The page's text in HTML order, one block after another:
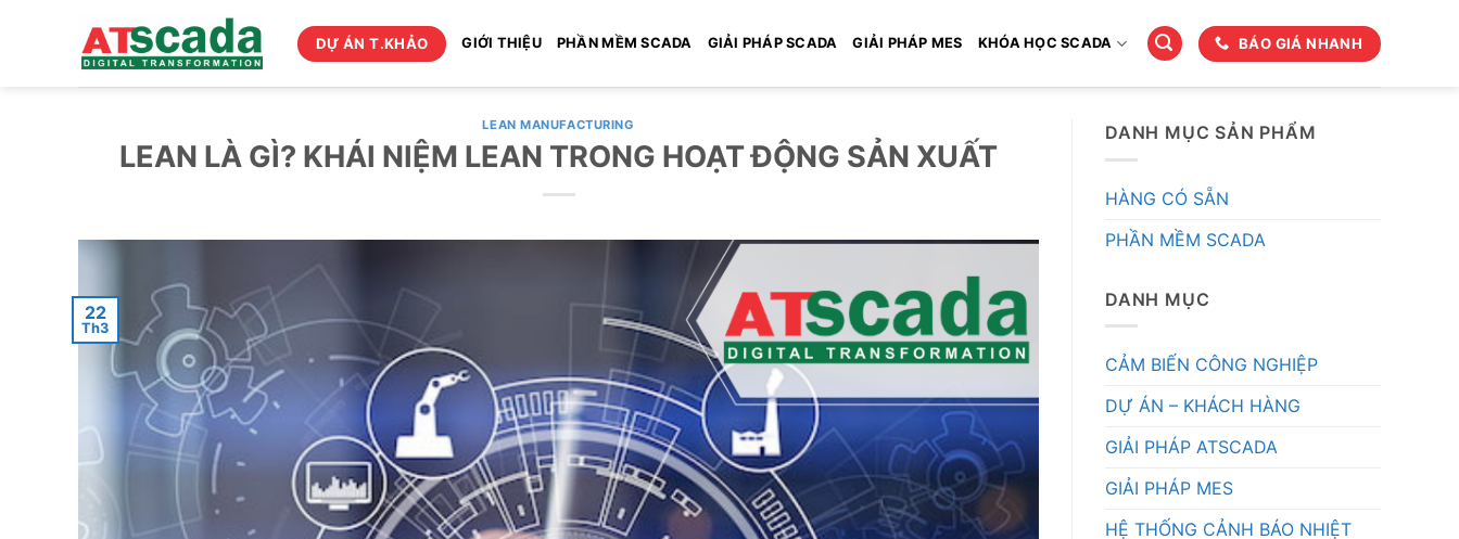
DỰ ÁN T.KHẢO GIỚI THIỆU PHẦN MỀM SCADA GIẢI PHÁP SCADA GIẢI PHÁP MES KHÓA HỌC SCADA BÁO GIÁ NHANH
LEAN MANUFACTURING
LEAN LÀ GÌ? KHÁI NIỆM LEAN TRONG HOẠT ĐỘNG SẢN XUẤT
22
Th3
DANH MỤC SẢN PHẨM
HÀNG CÓ SẴN
PHẦN MỀM SCADA
DANH MỤC
CẢM BIẾN CÔNG NGHIỆP
DỰ ÁN – KHÁCH HÀNG
GIẢI PHÁP ATSCADA
GIẢI PHÁP MES
HỆ THỐNG CẢNH BÁO NHIỆT